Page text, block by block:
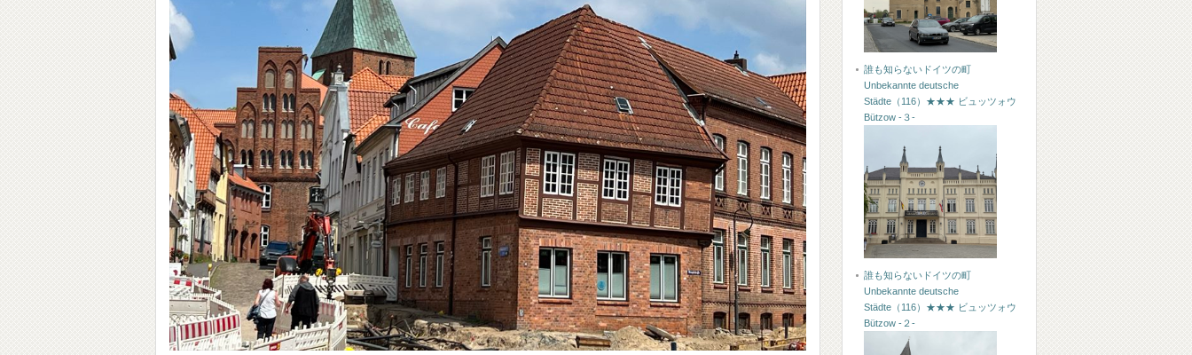
誰も知らないドイツの町
Unbekannte deutsche
Städte（116）★★★ ビュッツォウ
Bützow -３-
誰も知らないドイツの町
Unbekannte deutsche
Städte（116）★★★ ビュッツォウ
Bützow -２-